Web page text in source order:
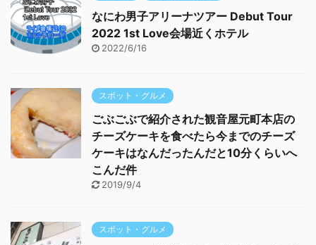
なにわ男子アリーナツアー Debut Tour
2022 1st Love会場近くホテル
2022/6/16
スポット・グルメ
ごぶごぶで紹介された観音屋元町本店の
チーズケーキを食べたら今までのチーズ
ケーキはなんだったんだと10分くらいへ
こんだ件
2019/9/4
スポット・グルメ